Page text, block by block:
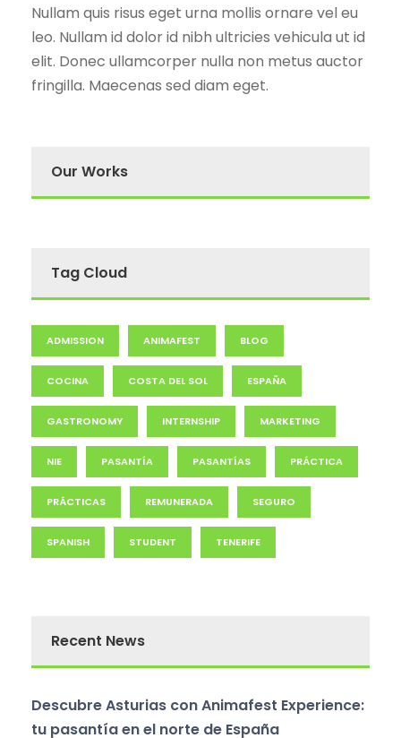
Nullam quis risus eget urna mollis ornare vel eu
leo. Nullam id dolor id nibh ultricies vehicula ut id
elit. Donec ullamcorper nulla non metus auctor
fringilla. Maecenas sed diam eget.
Our Works
Tag Cloud
ADMISSION ANIMAFEST BLOG
COCINA COSTA DEL SOL ESPAÑA
GASTRONOMY INTERNSHIP MARKETING
NIE PASANTÍA PASANTÍAS PRÁCTICA
PRÁCTICAS REMUNERADA SEGURO
SPANISH STUDENT TENERIFE
Recent News
Descubre Asturias con Animafest Experience:
tu pasantía en el norte de España